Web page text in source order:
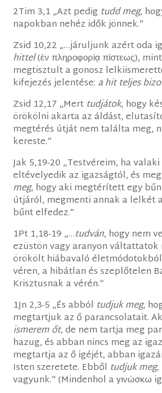
2Tim 3,1 „Azt pedig tudd meg,
napokban nehéz idők jönnek.”
Zsid 10,22 „…járuljunk azért oda
hittel(ἐν πληροφορίᾳ πίστεως),
megtisztult a gonosz
kifejezés jelentése: a hit teljes
Zsid 12,17 „Mert tudjátok, hogy
örökölni akarta az áldást,
megtérés útját nem találta meg,
kereste.”
Jak 5,19-20 „Testvéreim, ha
eltévelyedik az igazságtól, és
meg, hogy aki megtérített egy
útjáról, megmenti annak a lelkét
bűnt elfedez.”
1Pt 1,18-19 „…tudván, hogy nem
ezüstön vagy aranyon
örökölt hiábavaló
véren, a hibátlan és szeplőtelen
Krisztusnak a vérén.”
1Jn 2,3-5 „És abból tudjuk meg,
megtartjuk az ő parancsolatait.
ismerem őt, de nem tartja meg
hazug, és abban nincs meg az
megtartja az ő igéjét, abban
Isten szeretete. Ebből tudjuk meg,
vagyunk.” (Mindenhol a γινώσκω